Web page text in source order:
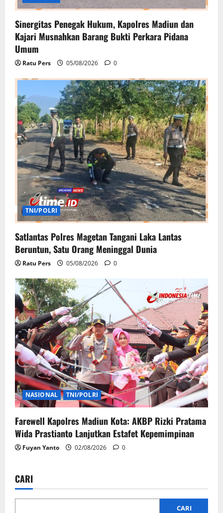
Sinergitas Penegak Hukum, Kapolres Madiun dan
Kajari Musnahkan Barang Bukti Perkara Pidana
Umum
Ratu Pers 05/08/2026 0
TNI/POLRI
Satlantas Polres Magetan Tangani Laka Lantas
Beruntun, Satu Orang Meninggal Dunia
Ratu Pers 05/08/2026 0
NASIONAL TNI/POLRI
Farewell Kapolres Madiun Kota: AKBP Rizki Pratama
Wida Prastianto Lanjutkan Estafet Kepemimpinan
Fuyan Yanto 02/08/2026 0
CARI
CARI